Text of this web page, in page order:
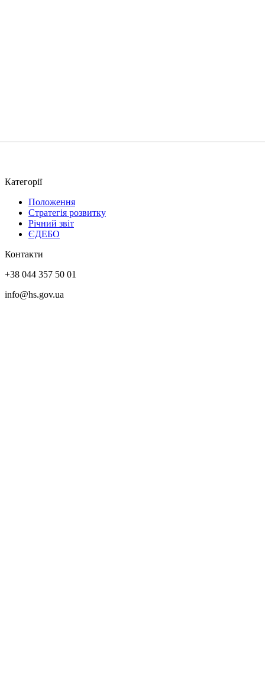
Категорії
Положення
Стратегія розвитку
Річний звіт
ЄДЕБО
Контакти
+38 044 357 50 01
info@hs.gov.ua